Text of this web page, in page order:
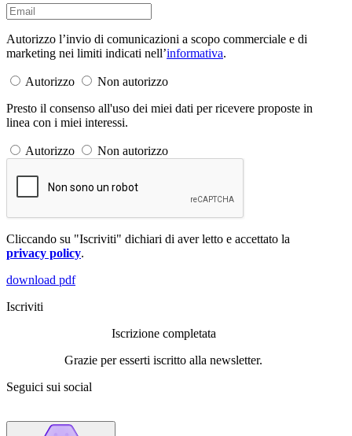
Autorizzo l’invio di comunicazioni a scopo commerciale e di
marketing nei limiti indicati nell’informativa.
Autorizzo
Non autorizzo
Presto il consenso all'uso dei miei dati per ricevere proposte in
linea con i miei interessi.
Autorizzo Non autorizzo
Cliccando su "Iscriviti" dichiari di aver letto e accettato la
privacy policy.
download pdf
Iscriviti
Iscrizione completata
Grazie per esserti iscritto alla newsletter.
Seguici sui social